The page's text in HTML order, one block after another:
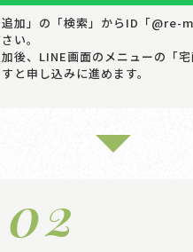
追加」の「検索」からID「@re-
い。
後、LINE画面のメニューの「
と申し込みに進めます。
02